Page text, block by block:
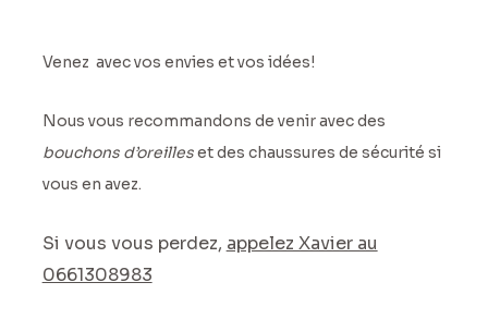
Venez avec vos envies et vos idées!
Nous vous recommandons de venir avec des
bouchons d’oreilleset des chaussures de sécurité si
vous en avez.
Si vous vous perdez, appelez Xavier au
0661308983